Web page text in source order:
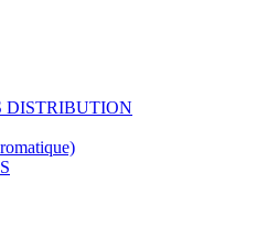
DISTRIBUTION